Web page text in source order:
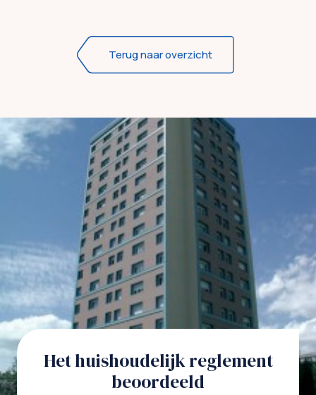
Terug naar overzicht
Het huishoudelijk reglement
beoordeeld